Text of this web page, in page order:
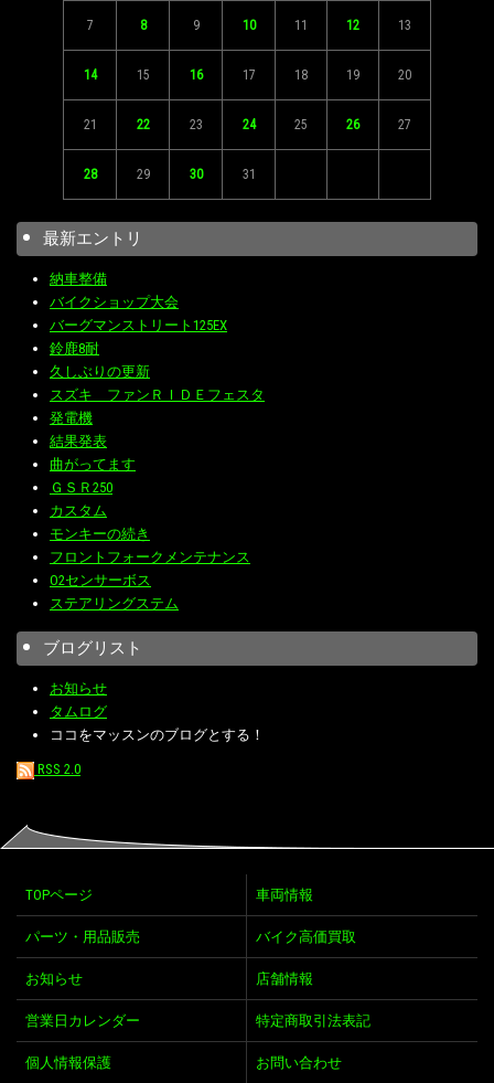
7 8 9 10 11 12 13
14 15 16 17 18 19 20
21 22 23 24 25 26 27
28 29 30 31
最新エントリ
納車整備
バイクショップ大会
バーグマンストリート125EX
鈴鹿8耐
久しぶりの更新
スズキ ファンＲＩＤＥフェスタ
発電機
結果発表
曲がってます
ＧＳＲ250
カスタム
モンキーの続き
フロントフォークメンテナンス
O2センサーボス
ステアリングステム
ブログリスト
お知らせ
タムログ
ココをマッスンのブログとする！
RSS 2.0
TOPページ 車両情報
パーツ・用品販売 バイク高価買取
お知らせ 店舗情報
営業日カレンダー 特定商取引法表記
個人情報保護 お問い合わせ